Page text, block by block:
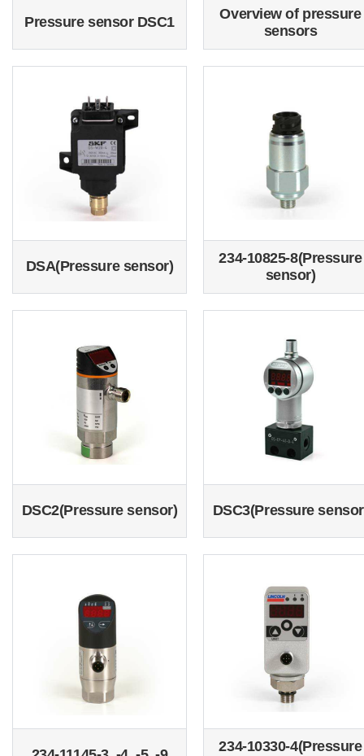
Pressure sensor DSC1
Overview of pressure
sensors
DSA(Pressure sensor)
234-10825-8(Pressure
sensor)
DSC2(Pressure sensor) DSC3(Pressure
234-10330-4(Pressure